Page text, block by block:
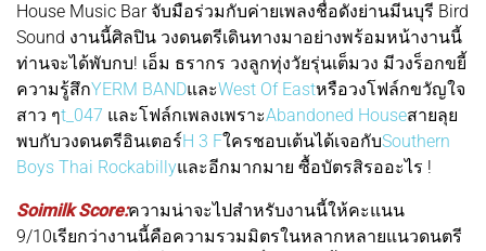
House Music Bar จับมือร่วมกับค่ายเพลงชื่อดังย่านมีนบุรี Bird
Sound งานนี้ศิลปิน วงดนตรีเดินทางมาอย่างพร้อมหน้างานนี้
ท่านจะได้พับกบ! เอ็ม ธรากร วงลูกทุ่งวัยรุ่นเต็มวง มีวงร็อกขยี้
ความรู้สึกYERM BANDและWest Of Eastหรือวงโฟล์กขวัญใจ
สาว ๆt_047 และโฟล์กเพลงเพราะAbandoned Houseสายลุย
พบกับวงดนตรีอินเตอร์H 3 Fใครชอบเต้นได้เจอกับSouthern
Boys Thai Rockabillyและอีกมากมาย ซื้อบัตรสิรออะไร !
Soimilk Score:ความน่าจะไปสำหรับงานนี้ให้คะแนน
9/10เรียกว่างานนี้คือความรวมมิตรในหลากหลายแนวดนตรี